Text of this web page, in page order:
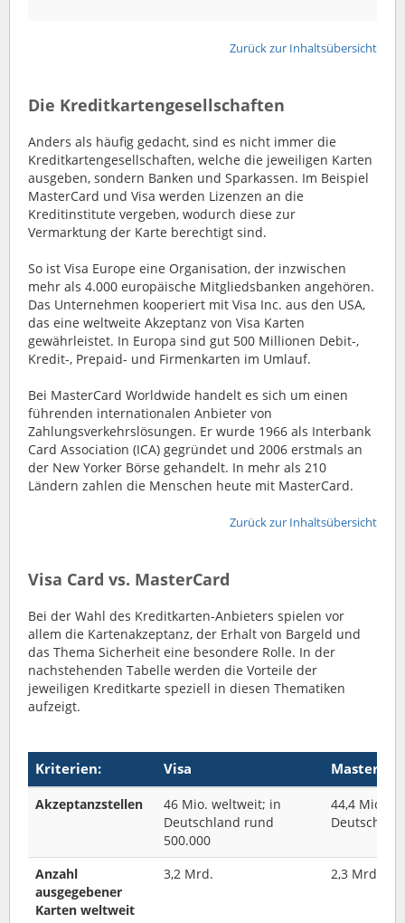
Zurück zur Inhaltsübersicht
Die Kreditkartengesellschaften
Anders als häufig gedacht, sind es nicht immer die
Kreditkartengesellschaften, welche die jeweiligen Karten
ausgeben, sondern Banken und Sparkassen. Im Beispiel
MasterCard und Visa werden Lizenzen an die
Kreditinstitute vergeben, wodurch diese zur
Vermarktung der Karte berechtigt sind.
So ist Visa Europe eine Organisation, der inzwischen
mehr als 4.000 europäische Mitgliedsbanken angehören.
Das Unternehmen kooperiert mit Visa Inc. aus den USA,
das eine weltweite Akzeptanz von Visa Karten
gewährleistet. In Europa sind gut 500 Millionen Debit-,
Kredit-, Prepaid- und Firmenkarten im Umlauf.
Bei MasterCard Worldwide handelt es sich um einen
führenden internationalen Anbieter von
Zahlungsverkehrslösungen. Er wurde 1966 als Interbank
Card Association (ICA) gegründet und 2006 erstmals an
der New Yorker Börse gehandelt. In mehr als 210
Ländern zahlen die Menschen heute mit MasterCard.
Zurück zur Inhaltsübersicht
Visa Card vs. MasterCard
Bei der Wahl des Kreditkarten-Anbieters spielen vor
allem die Kartenakzeptanz, der Erhalt von Bargeld und
das Thema Sicherheit eine besondere Rolle. In der
nachstehenden Tabelle werden die Vorteile der
jeweiligen Kreditkarte speziell in diesen Thematiken
aufzeigt.
Kriterien: Visa
Akzeptanzstellen
46 Mio. weltweit; in
Deutschland rund
500.000
44,4 Mio.
Anzahl
ausgegebener
Karten weltweit
3,2 Mrd. 2,3 Mrd.